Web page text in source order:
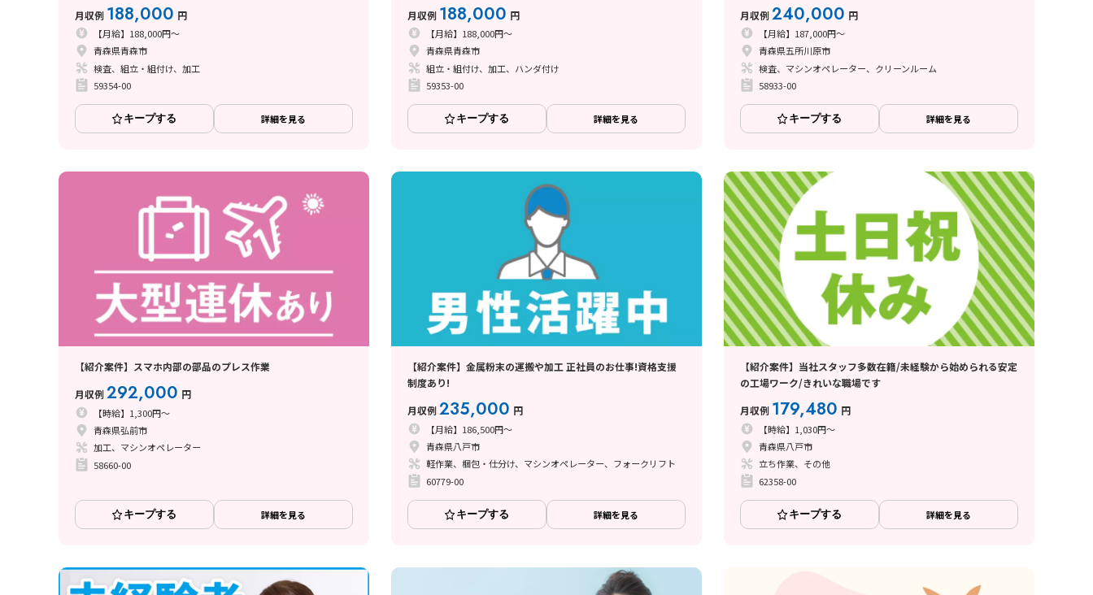
月収例 188,000 円
【月給】188,000円～
青森県青森市
検査、組立・組付け、加工
59354-00
キープする 詳細を見る
月収例 188,000 円
【月給】188,000円～
青森県青森市
組立・組付け、加工、ハンダ付け
59353-00
キープする 詳細を見る
月収例240,000 円
【月給】187,000円～
青森県五所川原市
検査、マシンオペレーター、クリーンルーム
58933-00
キープする 詳細を見る
【紹介案件】スマホ内部の部品のプレス作業
月収例292,000 円
【時給】1,300円～
青森県弘前市
加工、マシンオペレーター
58660-00
キープする 詳細を見る
【紹介案件】金属粉末の運搬や加工 正社員のお仕事!資格支援
制度あり!
月収例235,000 円
【月給】186,500円～
青森県八戸市
軽作業、梱包・仕分け、マシンオペレーター、フォークリフト
60779-00
キープする 詳細を見る
【紹介案件】当社スタッフ多数在籍/未経験から始められる安定
の工場ワーク/きれいな職場です
月収例 179,480 円
【時給】1,030円～
青森県八戸市
立ち作業、その他
62358-00
キープする 詳細を見る